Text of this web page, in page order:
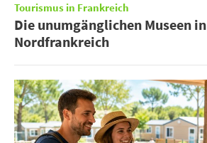
Tourismus in Frankreich
Die unumgänglichen Museen in
Nordfrankreich